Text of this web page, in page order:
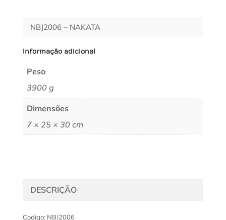
NBJ2006 – NAKATA
Informação adicional
Peso
3900 g
Dimensões
7 × 25 × 30 cm
DESCRIÇÃO
Codigo: NBJ2006